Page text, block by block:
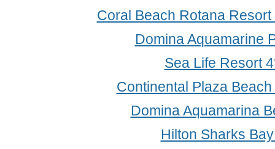
Coral Beach Rotana
Domina Aquamarine
Sea Life Resort
Continental Plaza
Domina Aquamarina
Hilton Sharks